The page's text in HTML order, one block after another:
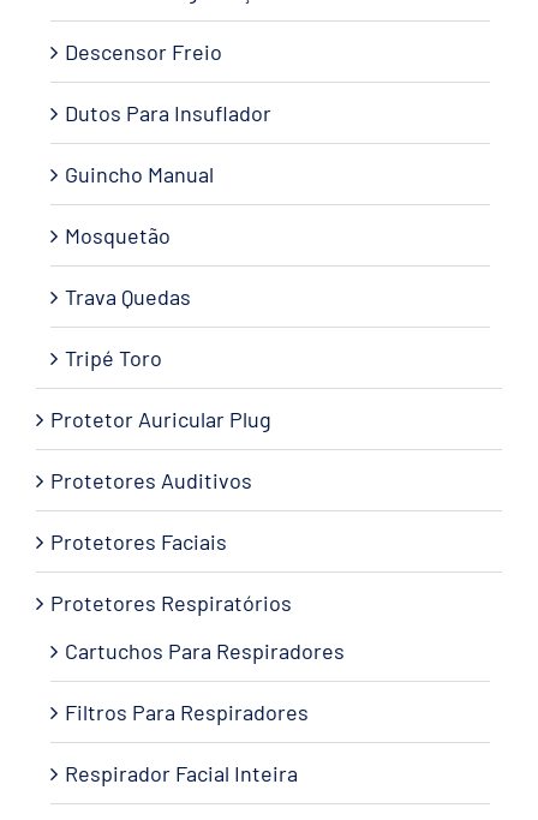
Descensor Freio
Dutos Para Insuflador
Guincho Manual
Mosquetão
Trava Quedas
Tripé Toro
Protetor Auricular Plug
Protetores Auditivos
Protetores Faciais
Protetores Respiratórios
Cartuchos Para Respiradores
Filtros Para Respiradores
Respirador Facial Inteira